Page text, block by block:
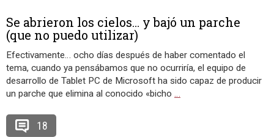
Se abrieron los cielos… y bajó un parche
(que no puedo utilizar)
Efectivamente… ocho días después de haber comentado el
tema, cuando ya pensábamos que no ocurriría, el equipo de
desarrollo de Tablet PC de Microsoft ha sido capaz de producir
un parche que elimina al conocido «bicho …
18